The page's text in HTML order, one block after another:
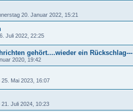
20. Januar 2022, 15:21
Juli 2022, 22:25
gehört....wieder ein Rückschlag---
2020, 19:42
Mai 2023, 16:07
21. Juli 2024, 10:23